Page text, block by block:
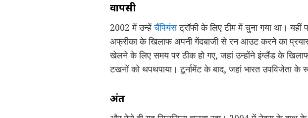
वापसी
2002 में उन्हेंचैंपियंसट्रॉफी के लिए टीम में चुना गया था। यहीं
अफ्रीका के खिलाफ अपनी गेंदबाजी से रन आउट करने का
खेलने के लिए समय पर ठीक हो गए, जहां उन्होंने इंग्लैंड के
टखनों को थपथपाया। टूर्नामेंट के बाद, जहां भारत उपविजेता
अंत